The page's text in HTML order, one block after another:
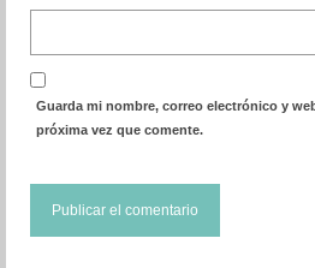
Guarda mi nombre, correo electrónico y
próxima vez que comente.